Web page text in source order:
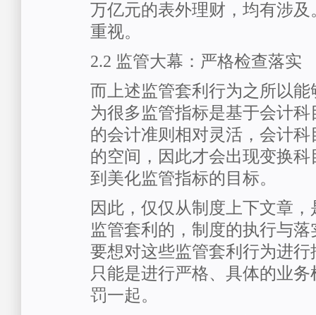
万亿元的表外理财，均有涉
重视。
2.2 监管大幕：严格检查落实
而上述监管套利行为之所以
为很多监管指标是基于会计
的会计准则相对灵活，会计
的空间，因此才会出现变换
到美化监管指标的目标。
因此，仅仅从制度上下文章
监管套利的，制度的执行与
要想对这些监管套利行为进
只能是进行严格、具体的业
罚一起。